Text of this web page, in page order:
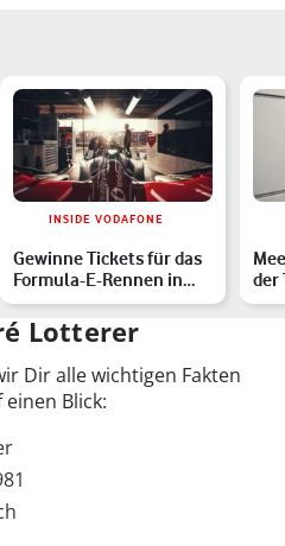
INSIDE VODAFONE
Gewinne Tickets für das
Formula-E-Rennen in
Berlin: Mit Highspeed…
der
Lotterer
Dir alle wichtigen Fakten
einen Blick: